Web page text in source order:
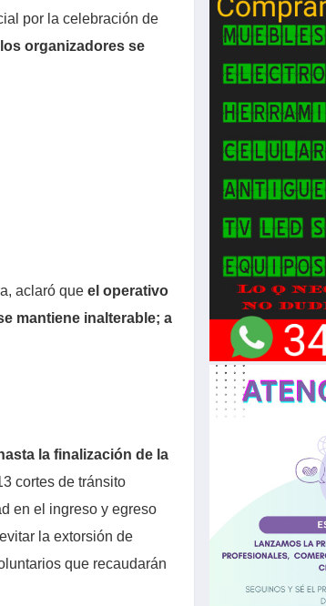
por la celebración de
organizadores se
aclaró que el operativo
mantiene inalterable; a
la finalización de la
cortes de tránsito
en el ingreso y egreso
la extorsión de
que recaudarán